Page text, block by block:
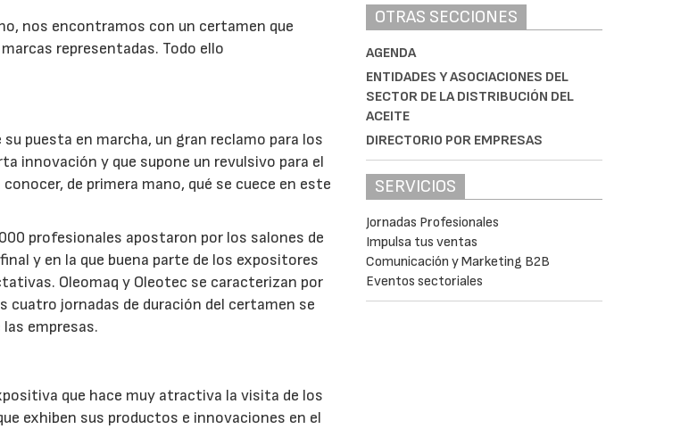
nos encontramos con un certamen que
representadas. Todo ello
puesta en marcha, un gran reclamo para los
innovación y que supone un revulsivo para el
de primera mano, qué se cuece en este
profesionales apostaron por los salones de
y en la que buena parte de los expositores
Oleomaq y Oleotec se caracterizan por
cuatro jornadas de duración del certamen se
empresas.
que hace muy atractiva la visita de los
exhiben sus productos e innovaciones en el
OTRAS SECCIONES
AGENDA
ENTIDADES Y ASOCIACIONES DEL
SECTOR DE LA DISTRIBUCIÓN DEL
ACEITE
DIRECTORIO POR EMPRESAS
SERVICIOS
Jornadas Profesionales
Impulsa tus ventas
Comunicación y Marketing B2B
Eventos sectoriales